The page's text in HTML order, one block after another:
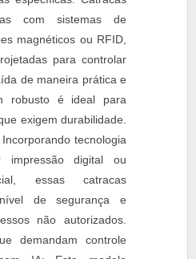
com sistemas de
magnéticos ou RFID,
para controlar
de maneira prática e
robusto é ideal para
exigem durabilidade.
tecnologia
impressão digital ou
essas catracas
de segurança e
não autorizados.
demandam controle